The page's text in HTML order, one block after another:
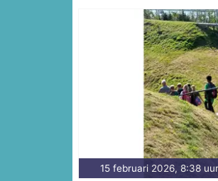
15 februari 2026, 8:38 uur